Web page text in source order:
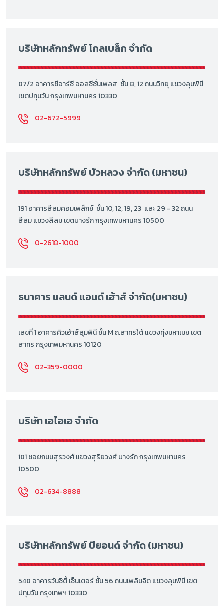
บริษัทหลักทรัพย์ โกลเบล็ก จำกัด
87/2 อาคารซีอาร์ซี ออลซีซั่นเพลส ชั้น 8, 12 ถนนวิทยุ แขวงลุมพินี
เขตปทุมวัน กรุงเทพมหานคร 10330
02-672-5999
บริษัทหลักทรัพย์ บัวหลวง จำกัด (มหาชน)
191 อาคารสีลมคอมเพล็กซ์ ชั้น 10, 12, 19, 23 และ 29 - 32 ถนน
สีลม แขวงสีลม เขตบางรัก กรุงเทพมหานคร 10500
0-2618-1000
ธนาคาร แลนด์ แอนด์ เฮ้าส์ จำกัด(มหาชน)
เลขที่ 1 อาคารคิวเฮ้าส์ลุมพินี ชั้น M ถ.สาทรใต้ แขวงทุ่งมหาเมฆ เขต
สาทร กรุงเทพมหานคร 10120
02-359-0000
บริษัท เอไอเอ จำกัด
181 ซอยถนนสุรวงศ์ แขวงสุริยวงศ์ บางรัก กรุงเทพมหานคร
10500
02-634-8888
บริษัทหลักทรัพย์ บียอนด์ จำกัด (มหาชน)
548 อาคารวันซิตี้ เซ็นเตอร์ ชั้น 56 ถนนเพลินจิต แขวงลุมพินี เขต
ปทุมวัน กรุงเทพฯ 10330